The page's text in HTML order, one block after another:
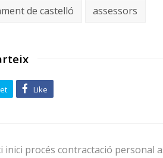
de castelló assessors
Like
inici procés contractació personal